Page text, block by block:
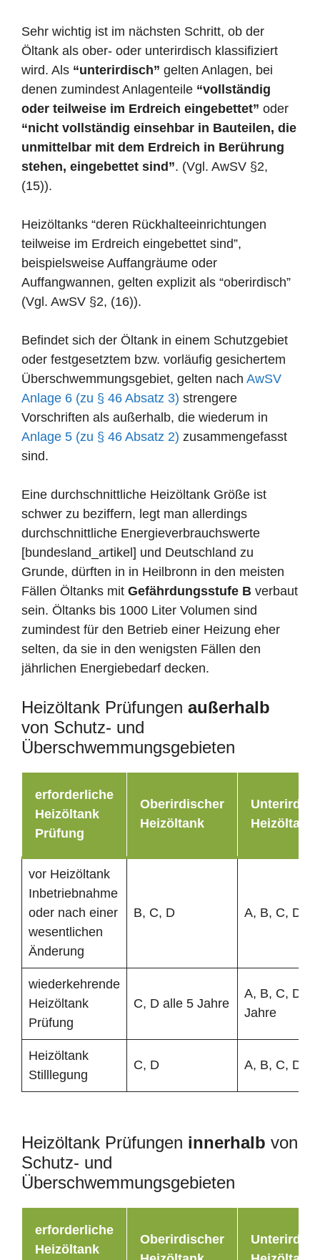
Sehr wichtig ist im nächsten Schritt, ob der
Öltank als ober- oder unterirdisch klassifiziert
wird. Als “unterirdisch” gelten Anlagen, bei
denen zumindest Anlagenteile “vollständig
oder teilweise im Erdreich eingebettet” oder
“nicht vollständig einsehbar in Bauteilen, die
unmittelbar mit dem Erdreich in Berührung
stehen, eingebettet sind”. (Vgl. AwSV §2,
(15)).
Heizöltanks “deren Rückhalteeinrichtungen
teilweise im Erdreich eingebettet sind”,
beispielsweise Auffangräume oder
Auffangwannen, gelten explizit als “oberirdisch”
(Vgl. AwSV §2, (16)).
Befindet sich der Öltank in einem Schutzgebiet
oder festgesetztem bzw. vorläufig gesichertem
Überschwemmungsgebiet, gelten nach AwSV
Anlage 6 (zu § 46 Absatz 3) strengere
Vorschriften als außerhalb, die wiederum in
Anlage 5 (zu § 46 Absatz 2) zusammengefasst
sind.
Eine durchschnittliche Heizöltank Größe ist
schwer zu beziffern, legt man allerdings
durchschnittliche Energieverbrauchswerte
[bundesland_artikel] und Deutschland zu
Grunde, dürften in in Heilbronn in den meisten
Fällen Öltanks mit Gefährdungsstufe B verbaut
sein. Öltanks bis 1000 Liter Volumen sind
zumindest für den Betrieb einer Heizung eher
selten, da sie in den wenigsten Fällen den
jährlichen Energiebedarf decken.
Heizöltank Prüfungen außerhalb
von Schutz- und
Überschwemmungsgebieten
erforderliche
Heizöltank
Prüfung
Oberirdischer
Heizöltank
Heizöltank
vor Heizöltank
Inbetriebnahme
oder nach einer
wesentlichen
Änderung
B, C, D A, B, C, D
wiederkehrende
Heizöltank
Prüfung
C, D alle 5 Jahre
A, B, C, D
Jahre
Heizöltank
Stilllegung
C, D A, B, C, D
Heizöltank Prüfungen innerhalb von
Schutz- und
Überschwemmungsgebieten
erforderliche
Heizöltank
Oberirdischer